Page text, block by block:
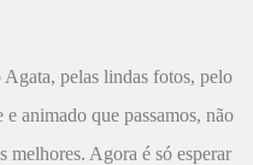
pelas lindas fotos, pelo
animado que passamos, não
melhores. Agora é só esperar